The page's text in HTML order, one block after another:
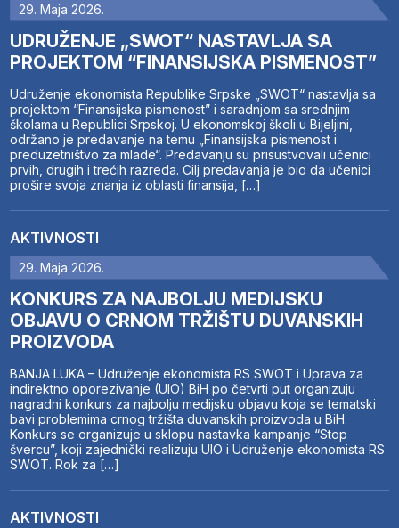
29. Maja 2026.
UDRUŽENJE „SWOT“ NASTAVLJA SA
PROJEKTOM “FINANSIJSKA PISMENOST”
Udruženje ekonomista Republike Srpske „SWOT“ nastavlja sa
projektom “Finansijska pismenost” i saradnjom sa srednjim
školama u Republici Srpskoj. U ekonomskoj školi u Bijeljini,
održano je predavanje na temu „Finansijska pismenost i
preduzetništvo za mlade“. Predavanju su prisustvovali učenici
prvih, drugih i trećih razreda. Cilj predavanja je bio da učenici
prošire svoja znanja iz oblasti finansija, […]
AKTIVNOSTI
29. Maja 2026.
KONKURS ZA NAJBOLJU MEDIJSKU
OBJAVU O CRNOM TRŽIŠTU DUVANSKIH
PROIZVODA
BANJA LUKA – Udruženje ekonomista RS SWOT i Uprava za
indirektno oporezivanje (UIO) BiH po četvrti put organizuju
nagradni konkurs za najbolju medijsku objavu koja se tematski
bavi problemima crnog tržišta duvanskih proizvoda u BiH.
Konkurs se organizuje u sklopu nastavka kampanje “Stop
švercu”, koji zajednički realizuju UIO i Udruženje ekonomista RS
SWOT. Rok za […]
AKTIVNOSTI